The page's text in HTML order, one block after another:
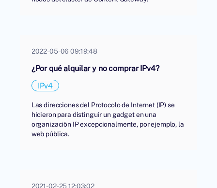
2022-05-06 09:19:48
¿Por qué alquilar y no comprar IPv4?
IPv4
Las direcciones del Protocolo de Internet (IP) se
hicieron para distinguir un gadget en una
organización IP excepcionalmente, por ejemplo, la
web pública.
2021-02-25 12:03:02